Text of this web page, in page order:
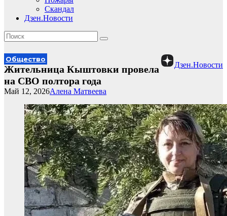
Скандал
Дзен.Новости
Дзен.Новости
Общество
Жительница Кыштовки провела
на СВО полтора года
Алена Матвеева
Май 12, 2026